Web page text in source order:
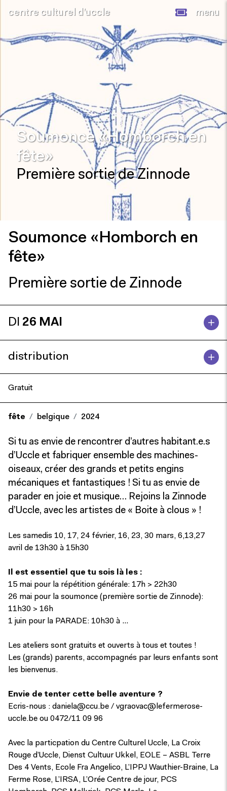
centre culturel d’uccle menu
Soumonce «Homborch en
fête»
Première sortie de Zinnode
Soumonce «Homborch en
fête»
Première sortie de Zinnode
DI 26 MAI
distribution
Gratuit
fête belgique 2024
Si tu as envie de rencontrer d’autres habitant.e.s
d’Uccle et fabriquer ensemble des machines-
oiseaux, créer des grands et petits engins
mécaniques et fantastiques ! Si tu as envie de
parader en joie et musique… Rejoins la Zinnode
d’Uccle, avec les artistes de « Boite à clous » !
Les samedis 10, 17, 24 février, 16, 23, 30 mars, 6,13,27
avril de 13h30 à 15h30
Il est essentiel que tu sois là les :
15 mai pour la répétition générale: 17h > 22h30
26 mai pour la soumonce (première sortie de Zinnode):
11h30 > 16h
1 juin pour la PARADE: 10h30 à …
Les ateliers sont gratuits et ouverts à tous et toutes !
Les (grands) parents, accompagnés par leurs enfants sont
les bienvenus.
Envie de tenter cette belle aventure ?
Ecris-nous : daniela@ccu.be / vgraovac@lefermerose-
uccle.be ou 0472/11 09 96
Avec la particpation du Centre Culturel Uccle, La Croix
Rouge d’Uccle, Dienst Cultuur Ukkel, EOLE – ASBL Terre
Des 4 Vents, Ecole Fra Angelico, L’IPPJ Wauthier-Braine, La
Ferme Rose, L’IRSA, L’Orée Centre de jour, PCS